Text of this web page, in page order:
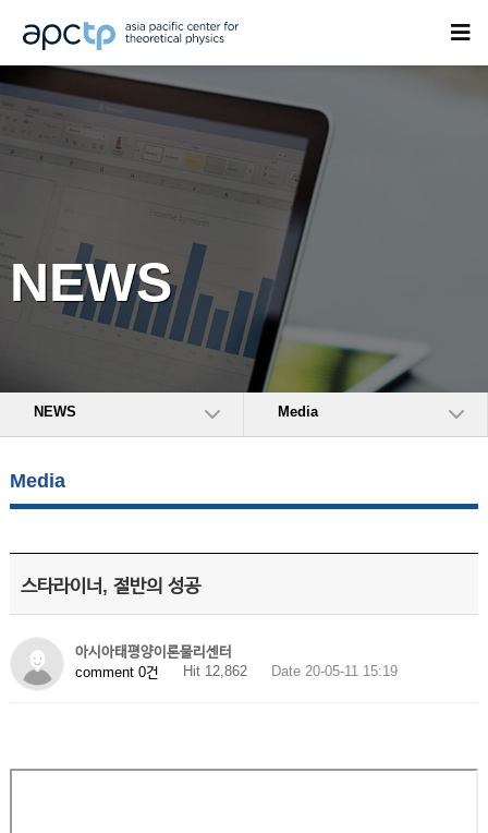
NEWS
NEWS Media
Media
스타라이너, 절반의 성공
아시아태평양이론물리센터
comment 0건
Hit 12,862 Date 20-05-11 15:19